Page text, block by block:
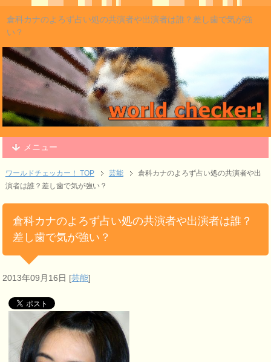
倉科カナのよろず占い処の共演者や出演者は誰？差し歯で気が強
い？
メニュー
ワールドチェッカー！ TOP 芸能
倉科カナのよろず占い処の共演者や出
演者は誰？差し歯で気が強い？
倉科カナのよろず占い処の共演者や出演者は誰？
差し歯で気が強い？
2013年09月16日 [芸能]